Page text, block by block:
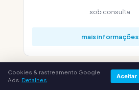
sob consulta
mais informações
CLT-M4092S
Cookies & rastreamento Google
Ads. Detalhes Aceitar